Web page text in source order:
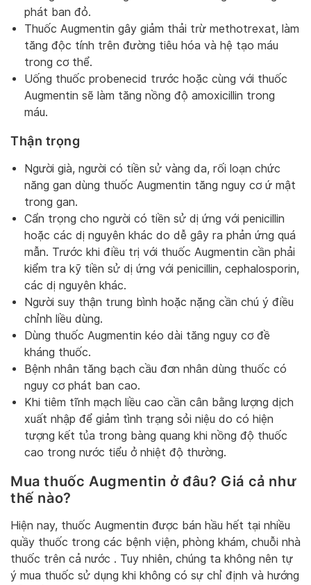
phát ban đỏ.
Thuốc Augmentin gây giảm thải trừ methotrexat, làm
tăng độc tính trên đường tiêu hóa và hệ tạo máu
trong cơ thể.
Uống thuốc probenecid trước hoặc cùng với thuốc
Augmentin sẽ làm tăng nồng độ amoxicillin trong
máu.
Thận trọng
Người già, người có tiền sử vàng da, rối loạn chức
năng gan dùng thuốc Augmentin tăng nguy cơ ứ mật
trong gan.
Cẩn trọng cho người có tiền sử dị ứng với penicillin
hoặc các dị nguyên khác do dễ gây ra phản ứng quá
mẫn. Trước khi điều trị với thuốc Augmentin cần phải
kiểm tra kỹ tiền sử dị ứng với penicillin, cephalosporin,
các dị nguyên khác.
Người suy thận trung bình hoặc nặng cần chú ý điều
chỉnh liều dùng.
Dùng thuốc Augmentin kéo dài tăng nguy cơ đề
kháng thuốc.
Bệnh nhân tăng bạch cầu đơn nhân dùng thuốc có
nguy cơ phát ban cao.
Khi tiêm tĩnh mạch liều cao cần cân bằng lượng dịch
xuất nhập để giảm tình trạng sỏi niệu do có hiện
tượng kết tủa trong bàng quang khi nồng độ thuốc
cao trong nước tiểu ở nhiệt độ thường.
Mua thuốc Augmentin ở đâu? Giá cả như
thế nào?
Hiện nay, thuốc Augmentin được bán hầu hết tại nhiều
quầy thuốc trong các bệnh viện, phòng khám, chuỗi nhà
thuốc trên cả nước . Tuy nhiên, chúng ta không nên tự
ý mua thuốc sử dụng khi không có sự chỉ định và hướng